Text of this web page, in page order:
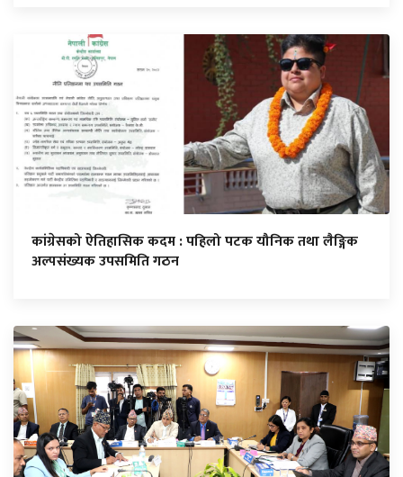
कांग्रेसको ऐतिहासिक कदम : पहिलो पटक यौनिक तथा लैङ्गिक
अल्पसंख्यक उपसमिति गठन